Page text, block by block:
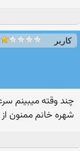
کاربر
چند وقته میبینم
شهره خانم ممنون